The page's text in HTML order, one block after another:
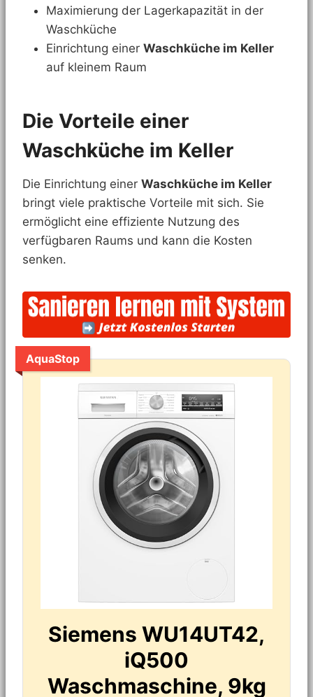
Maximierung der Lagerkapazität in der
Waschküche
Einrichtung einer Waschküche im Keller
auf kleinem Raum
Die Vorteile einer
Waschküche im Keller
Die Einrichtung einer Waschküche im Keller
bringt viele praktische Vorteile mit sich. Sie
ermöglicht eine effiziente Nutzung des
verfügbaren Raums und kann die Kosten
senken.
AquaStop
Siemens WU14UT42,
iQ500
Waschmaschine, 9kg